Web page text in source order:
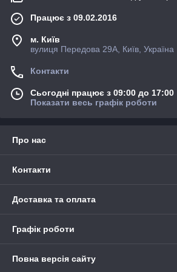
Працює з 09.02.2016
м. Київ
вулиця Передова 29А, Київ, Україна
Контакти
Сьогодні працює з 09:00 до 17:00
Показати весь графік роботи
Про нас
Контакти
Доставка та оплата
Графік роботи
Повна версія сайту